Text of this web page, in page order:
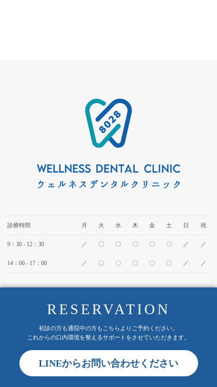
診療時間 月 火 水 木 金 土 日 祝
9：30 - 12：30 ／ 〇 〇 〇 〇 〇 ／ ／
14：00 - 17：00 ／ 〇 〇 〇 〇 〇 ／ ／
RESERVATION
初診の方も通院中の方もこちらよりご予約ください。
これからの口内環境を整えるサポートをさせていただきます。
LINEからお問い合わせください